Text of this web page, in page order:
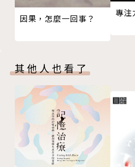
聖嚴法師提出「提昇人的品質，
念，相繼創辦中華佛學研究所、
人的語言和觀點普傳佛法，陸續
「四種環保」、「心五四運動」
動，更致力於國際弘化工作，其
野，深獲海內外肯定。
23 為何找不到好工作？
24 生存的本錢在哪裡？
27 工作如何得人心？
28 現在就是最好的
29 當偏離了人生方向時
30 別小看了自己
31 怨家路窄難相容？
32 給別人生路，給自己後路
33 如何培養合作默契？
34 對自己的人生負責
因果，怎麼一回事？
專注
其他人也看了